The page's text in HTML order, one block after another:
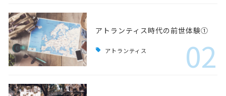
アトランティス時代の前世体験①
アトランティス 02